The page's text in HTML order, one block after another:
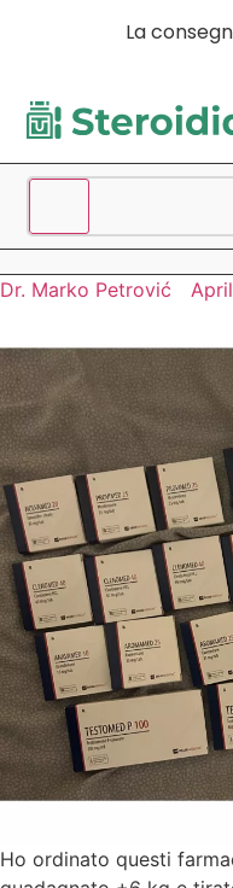
La
Dr. Marko Petrović
Ho ordinato questi